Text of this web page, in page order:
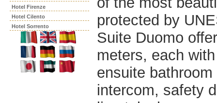
Hotel Firenze
Hotel Cilento
Hotel Sorrento
protected by
Suite Duomo
meters, each
ensuite
intercom, safety